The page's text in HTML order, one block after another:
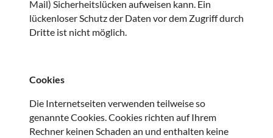
Mail) Sicherheitslücken aufweisen kann. Ein
lückenloser Schutz der Daten vor dem Zugriff durch
Dritte ist nicht möglich.
Cookies
Die Internetseiten verwenden teilweise so
genannte Cookies. Cookies richten auf Ihrem
Rechner keinen Schaden an und enthalten keine